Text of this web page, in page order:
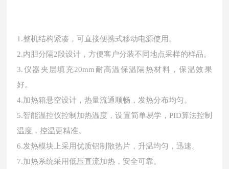
1.整机结构紧凑，可直接便携式移动电源使用。
2.内胆分隔2段设计，方便客户分装不同地点采样的样品。
3.仪器夹层填充20mm耐高温保温隔热材料，保温效果
好。
4.加热箱悬空设计，热量流通顺畅，发热分布均匀。
5.智能温控仪控制加热温度，设置简单易学，PID算法控制
温度，控温更精准。
6.发热模块上采用优质铝制散热片，升温均匀，迅速。
7.加热系统采用低压直流加热，安全可靠。